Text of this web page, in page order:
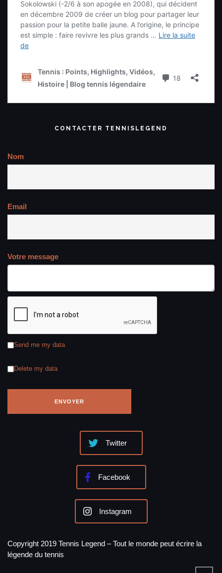
CONTACTER TENNISLEGEND
Nom
Email
Votre message
Send me my data
Delete my data
Twitter
Facebook
Instagram
Copyright 2019 Tennis Legend – Tout le monde peut écrire la
légende du tennis